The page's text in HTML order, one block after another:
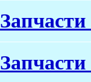
Запчасти
Запчасти